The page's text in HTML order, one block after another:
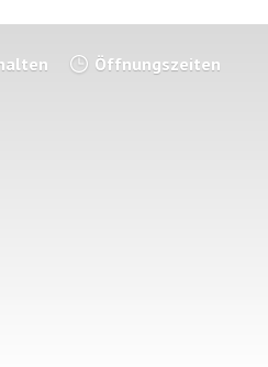
Öffnungszeiten